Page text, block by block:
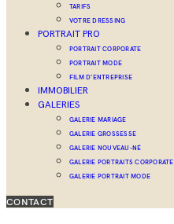
TARIFS
VOTRE DRESSING
PORTRAIT PRO
PORTRAIT CORPORATE
PORTRAIT MODE
FILM D’ENTREPRISE
IMMOBILIER
GALERIES
GALERIE MARIAGE
GALERIE GROSSESSE
GALERIE NOUVEAU-NÉ
GALERIE PORTRAITS CORPORATE
GALERIE PORTRAIT MODE
CONTACT